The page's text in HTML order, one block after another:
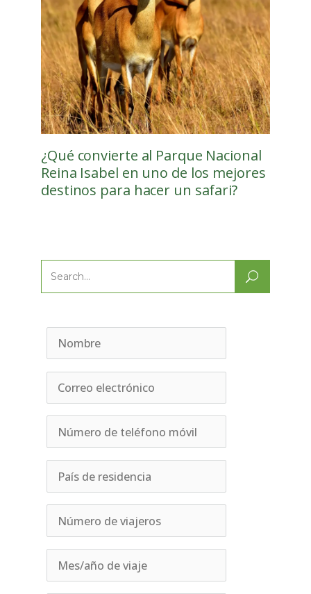
¿Qué convierte al Parque Nacional
Reina Isabel en uno de los mejores
destinos para hacer un safari?
Search